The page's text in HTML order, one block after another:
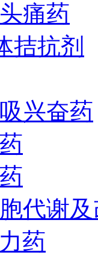
痛药
拮抗剂
兴奋药
代谢
药